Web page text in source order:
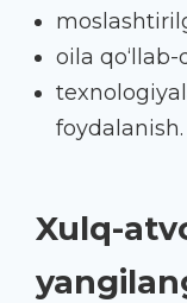
oila
foydalanish.
Xulq-